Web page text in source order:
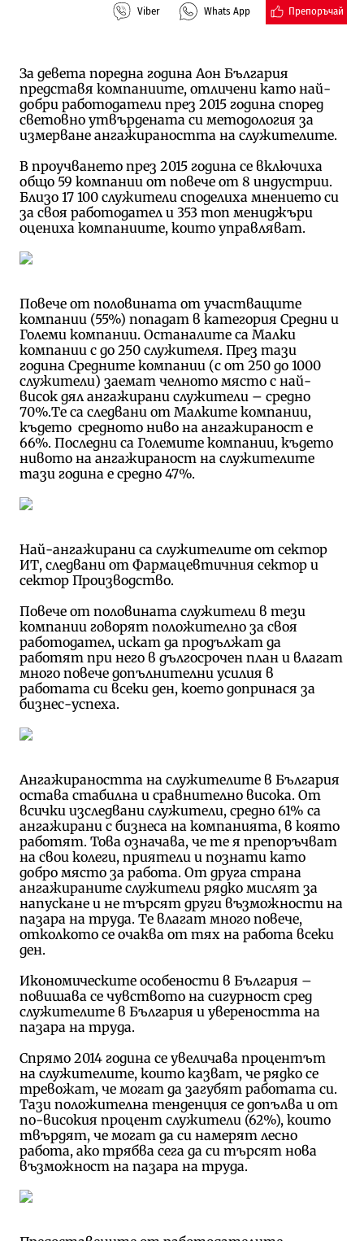
Viber Whats App Препоръчай
За девета поредна година Аон България
представя компаниите, отличени като най-
добри работодатели през 2015 година според
световно утвърдената си методология за
измерване ангажираността на служителите.
В проучването през 2015 година се включиха
общо 59 компании от повече от 8 индустрии.
Близо 17 100 служители споделиха мнението си
за своя работодател и 353 топ мениджъри
оцениха компаниите, които управляват.
Повече от половината от участващите
компании (55%) попадат в категория Средни и
Големи компании. Останалите са Малки
компании с до 250 служителя. През тази
година Средните компании (с от 250 до 1000
служители) заемат челното място с най-
висок дял ангажирани служители – средно
70%.Те са следвани от Малките компании,
където средното ниво на ангажираност е
66%. Последни са Големите компании, където
нивото на ангажираност на служителите
тази година е средно 47%.
Най-ангажирани са служителите от сектор
ИТ, следвани от Фармацевтичния сектор и
сектор Производство.
Повече от половината служители в тези
компании говорят положително за своя
работодател, искат да продължат да
работят при него в дългосрочен план и влагат
много повече допълнителни усилия в
работата си всеки ден, което допринася за
бизнес-успеха.
Ангажираността на служителите в България
остава стабилна и сравнително висока. От
всички изследвани служители, средно 61% са
ангажирани с бизнеса на компанията, в която
работят. Това означава, че те я препоръчват
на свои колеги, приятели и познати като
добро място за работа. От друга страна
ангажираните служители рядко мислят за
напускане и не търсят други възможности на
пазара на труда. Те влагат много повече,
отколкото се очаква от тях на работа всеки
ден.
Икономическите особености в България –
повишава се чувството на сигурност сред
служителите в България и увереността на
пазара на труда.
Спрямо 2014 година се увеличава процентът
на служителите, които казват, че рядко се
тревожат, че могат да загубят работата си.
Тази положителна тенденция се допълва и от
по-високия процент служители (62%), които
твърдят, че могат да си намерят лесно
работа, ако трябва сега да си търсят нова
възможност на пазара на труда.